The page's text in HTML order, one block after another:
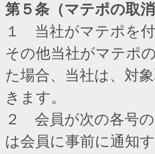
第５条（マテポの取消
１ 当社がマテポを
その他当社がマテポ
た場合、当社は、対
きます。
２ 会員が次の各号
は会員に事前に通知